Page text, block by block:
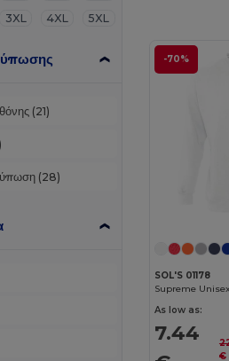
3XL 4XL 5XL
(21)
(28)
-70%
SOL'S 01178
Supreme
As low as:
7.44
€